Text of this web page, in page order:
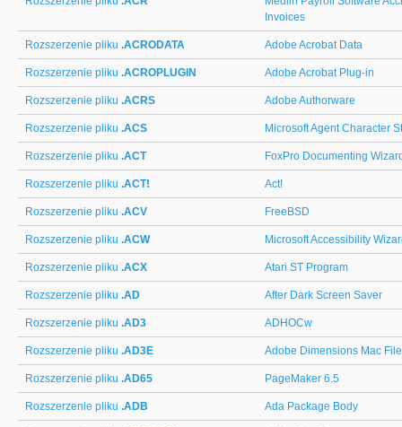
Invoices
Rozszerzenie pliku .ACRODATA Adobe Acrobat Data
Rozszerzenie pliku .ACROPLUGIN Adobe Acrobat Plug-in
Rozszerzenie pliku .ACRS Adobe Authorware
Rozszerzenie pliku .ACS Microsoft Agent Character
Rozszerzenie pliku .ACT FoxPro Documenting
Rozszerzenie pliku .ACT! Act!
Rozszerzenie pliku .ACV FreeBSD
Rozszerzenie pliku .ACW Microsoft Accessibility
Rozszerzenie pliku .ACX Atari ST Program
Rozszerzenie pliku .AD After Dark Screen Saver
Rozszerzenie pliku .AD3 ADHOCw
Rozszerzenie pliku .AD3E Adobe Dimensions Mac
Rozszerzenie pliku .AD65 PageMaker 6.5
Rozszerzenie pliku .ADB Ada Package Body